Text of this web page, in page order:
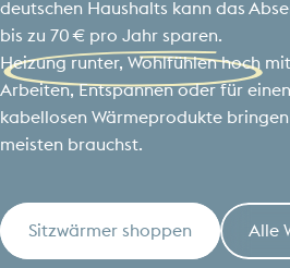
deutschen Haushalts kann das
bis zu 70 € pro Jahr sparen.
Heizung runter, Wohlfühlen hoch
Arbeiten, Entspannen oder für
kabellosen Wärmeprodukte
meisten brauchst.
Sitzwärmer shoppen Alle